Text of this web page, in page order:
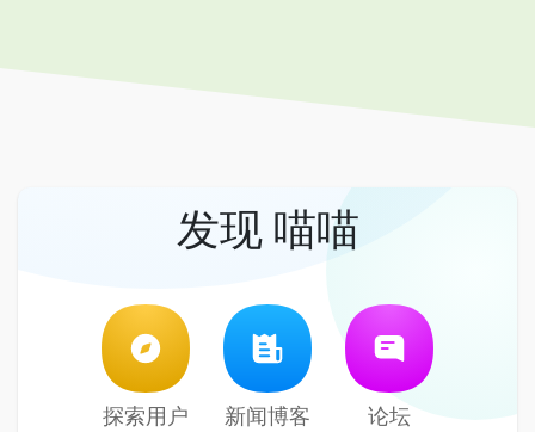
发现 喵喵
探索用户 新闻博客 论坛